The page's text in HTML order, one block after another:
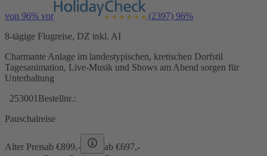
von 96% vor (2397) 96%
8-tägige Flugreise, DZ inkl. AI
Charmante Anlage im landestypischen, kretischen Dorfstil
Tagesanimation, Live-Musik und Shows am Abend sorgen für
Unterhaltung
253001 Bestellnr.:
Pauschalreise
Alter Preisab €899,- ab €697,-